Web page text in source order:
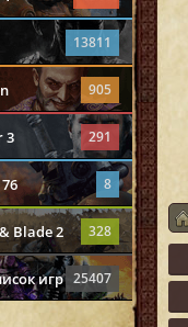
13811
905
3 291
8
Blade 2 328
игр 25407